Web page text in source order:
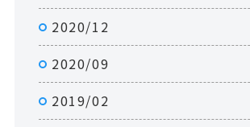
2020/12
2020/09
2019/02